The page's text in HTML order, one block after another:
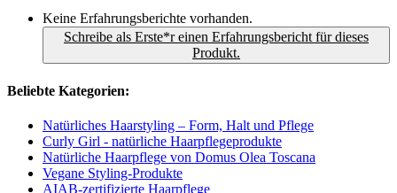
Keine Erfahrungsberichte vorhanden.
Schreibe als Erste*r einen Erfahrungsbericht für dieses
Produkt.
Beliebte Kategorien:
Natürliches Haarstyling – Form, Halt und Pflege
Curly Girl - natürliche Haarpflegeprodukte
Natürliche Haarpflege von Domus Olea Toscana
Vegane Styling-Produkte
AIAB-zertifizierte Haarpflege